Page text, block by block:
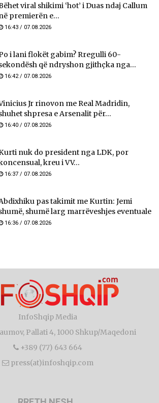
viral shikimi ‘hot’ i Duas ndaj Callum
premierën e...
16:43 / 07.08.2026
i lani flokët gabim? Rregulli 60-
që ndryshon gjithçka nga...
16:42 / 07.08.2026
Jr rinovon me Real Madridin,
shpresa e Arsenalit për...
16:40 / 07.08.2026
nuk do president nga LDK, por
kreu i VV...
16:37 / 07.08.2026
pas takimit me Kurtin: Jemi
shumë larg marrëveshjes eventuale
16:36 / 07.08.2026
InfoShqip Media
Pallati 4, 1000 Shkup/Maqedoni
+389 (77) 643 664
press(at)infoshqip.com